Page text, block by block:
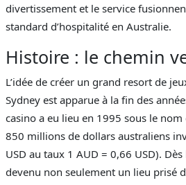
divertissement et le service
standard d’hospitalité en Australie.
Histoire : le chemin
L’idée de créer un grand resort de
Sydney est apparue à la fin des
casino a eu lieu en 1995 sous le nom
850 millions de dollars australiens
USD au taux 1 AUD = 0,66 USD).
devenu non seulement un lieu prisé